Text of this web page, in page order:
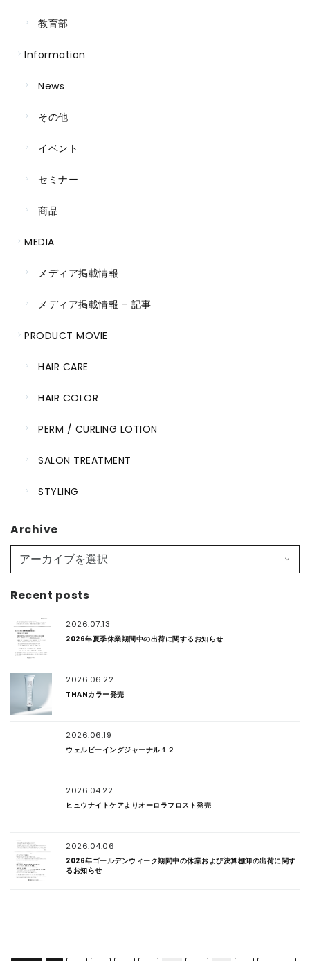
教育部
Information
News
その他
イベント
セミナー
商品
MEDIA
メディア掲載情報
メディア掲載情報 – 記事
PRODUCT MOVIE
HAIR CARE
HAIR COLOR
PERM / CURLING LOTION
SALON TREATMENT
STYLING
Archive
Recent posts
2026.07.13
2026年夏季休業期間中の出荷に関するお知らせ
2026.06.22
THANカラー発売
2026.06.19
ウェルビーイングジャーナル１２
2026.04.22
ヒュウナイトケアよりオーロラフロスト発売
2026.04.06
2026年ゴールデンウィーク期間中の休業および決算棚卸の出荷に関す
るお知らせ